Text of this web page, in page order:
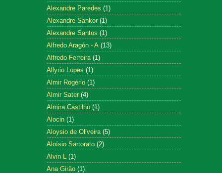
Alexandre Paredes (1)
Alexandre Sankor (1)
Alexandre Santos (1)
Alfredo Aragón - A (13)
Alfredo Ferreira (1)
Allyrio Lopes (1)
Almir Rogério (1)
Almir Sater (4)
Almira Castilho (1)
Alocin (1)
Aloysio de Oliveira (5)
Aloísio Sartorato (2)
Alvin L (1)
Ana Girão (1)